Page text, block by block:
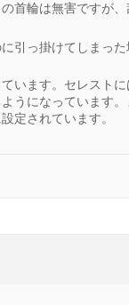
首輪は無害ですが
引っ掛けてしまっ
います。セレスト
うになっています
定されています。